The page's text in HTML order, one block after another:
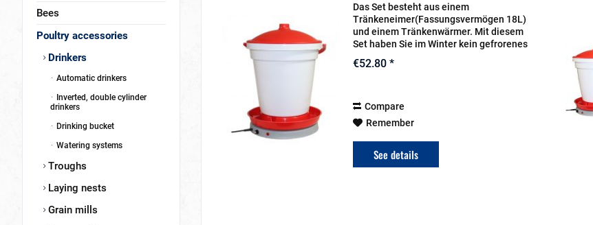
Bees
Poultry accessories
Drinkers
Automatic drinkers
Inverted, double cylinder
drinkers
Drinking bucket
Watering systems
Troughs
Laying nests
Grain mills
Das Set besteht aus einem
Tränkeneimer(Fassungsvermögen 18L)
und einem Tränkenwärmer. Mit diesem
Set haben Sie im Winter kein gefrorenes
Wasser mehr in Ihrer Tränke.
Tränkeneimer: Ideal für Hühner, Enten,
€52.80 *
Compare
Remember
See details